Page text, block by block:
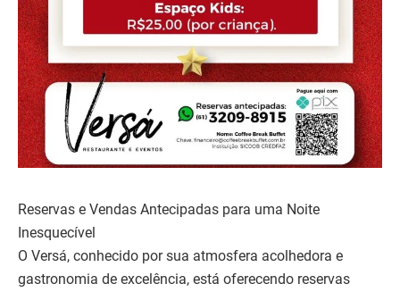
Reservas e Vendas Antecipadas para uma Noite
Inesquecível
O Versá, conhecido por sua atmosfera acolhedora e
gastronomia de excelência, está oferecendo reservas